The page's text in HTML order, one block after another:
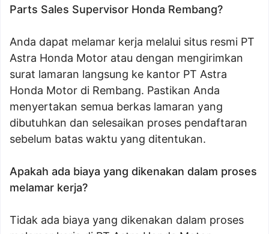
Parts Sales Supervisor Honda Rembang?
Anda dapat melamar kerja melalui situs resmi PT
Astra Honda Motor atau dengan mengirimkan
surat lamaran langsung ke kantor PT Astra
Honda Motor di Rembang. Pastikan Anda
menyertakan semua berkas lamaran yang
dibutuhkan dan selesaikan proses pendaftaran
sebelum batas waktu yang ditentukan.
Apakah ada biaya yang dikenakan dalam proses
melamar kerja?
Tidak ada biaya yang dikenakan dalam proses